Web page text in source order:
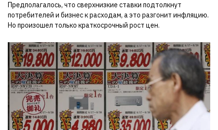
Предполагалось, что сверхнизкие ставки подтолкнут
потребителей и бизнес к расходам, а это разгонит инфляцию.
Но произошел только краткосрочный рост цен.